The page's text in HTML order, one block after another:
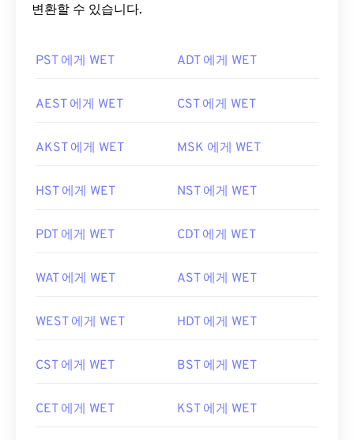
변환할 수 있습니다.
PST 에게 WET ADT 에게 WET
AEST 에게 WET CST 에게 WET
AKST 에게 WET MSK 에게 WET
HST 에게 WET NST 에게 WET
PDT 에게 WET CDT 에게 WET
WAT 에게 WET AST 에게 WET
WEST 에게 WET HDT 에게 WET
CST 에게 WET BST 에게 WET
CET 에게 WET KST 에게 WET